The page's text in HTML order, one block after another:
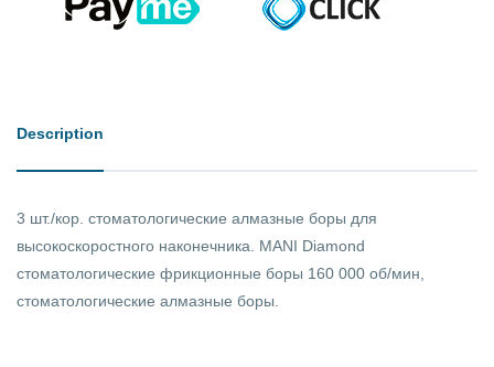
Description
3 шт./кор. стоматологические алмазные боры для
высокоскоростного наконечника. MANI Diamond
стоматологические фрикционные боры 160 000 об/мин,
стоматологические алмазные боры.